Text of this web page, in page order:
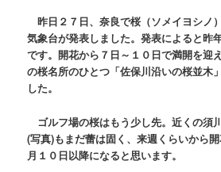
昨日２７日、奈良で桜（ソメイヨシノ
気象台が発表しました。発表によると昨
です。開花から７日～１０日で満開を迎
の桜名所のひとつ「佐保川沿いの桜並木
した。
ゴルフ場の桜はもう少し先。近くの須
(写真)もまだ蕾は固く、来週くらいから
月１０日以降になると思います。